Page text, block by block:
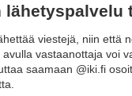
lähetyspalvelu
viestejä, niin että
vastaanottaja voi
saamaan @iki.fi